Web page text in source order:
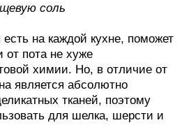
соль
на каждой кухне, поможет
от пота не хуже
химии. Но, в отличие от
является абсолютно
тканей, поэтому
для шелка, шерсти и